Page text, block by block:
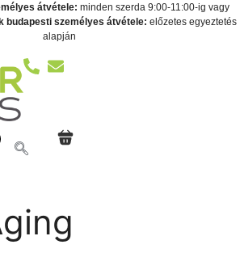
átvétele: minden szerda 9:00-11:00-ig vagy
budapesti személyes átvétele: előzetes egyeztetés
alapján